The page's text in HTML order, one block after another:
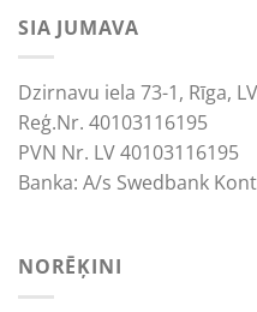
SIA JUMAVA
Dzirnavu iela 73-1, Rīga,
Reģ.Nr. 40103116195
PVN Nr. LV 40103116195
Banka: A/s Swedbank
NORĒĶINI